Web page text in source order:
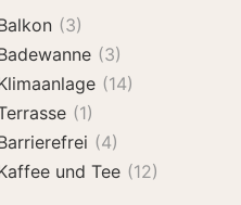
(3)
(3)
(14)
(1)
(4)
und Tee (12)